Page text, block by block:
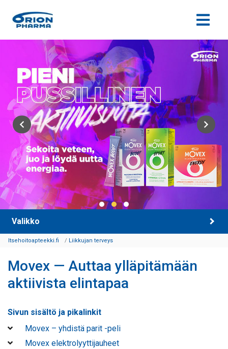
Siirry sisältöön
Valikko
Itsehoitoapteekki.fi Liikkujan terveys
Movex — Auttaa ylläpitämään
aktiivista elintapaa
Sivun sisältö ja pikalinkit
Movex – yhdistä parit -peli
Movex elektrolyyttijauheet